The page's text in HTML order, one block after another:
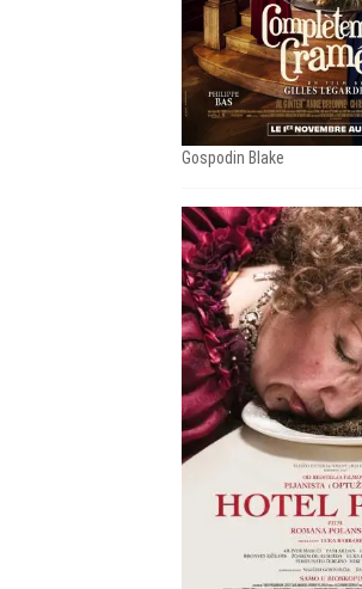
Gospodin Blake